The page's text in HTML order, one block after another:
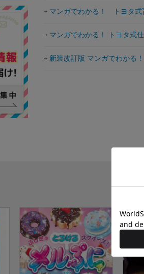
マンガでわかる！ トヨタ式
マンガでわかる！ トヨタ式
新装改訂版 マンガでわかる